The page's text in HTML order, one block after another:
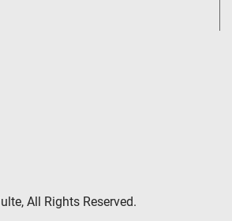
All Rights Reserved.